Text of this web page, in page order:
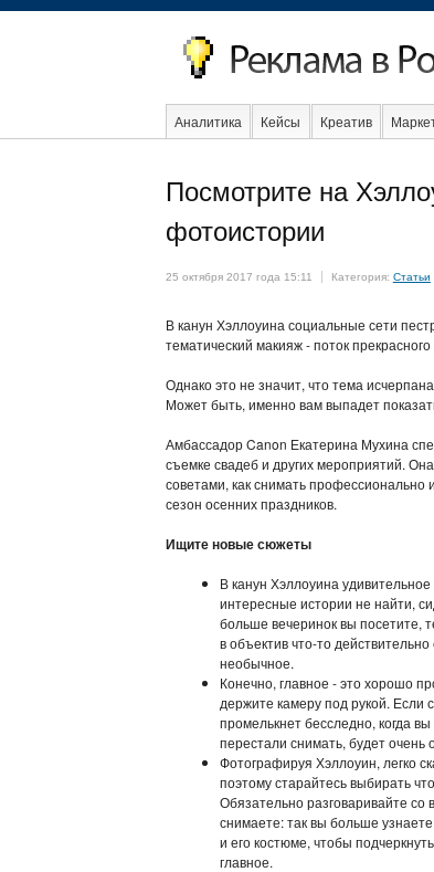
Аналитика Кейсы Креатив
Посмотрите на
фотоистории
25 октября 2017 года 15:11 Категория: Статьи
В канун Хэллоуина социальные сети
тематический макияж - поток
Однако это не значит, что тема
Может быть, именно вам выпадет
Амбассадор Canon Екатерина Мухина
съемке свадеб и других мероприятий.
советами, как снимать профессионально
сезон осенних праздников.
Ищите новые сюжеты
В канун Хэллоуина
интересные истории не найти,
больше вечеринок вы посетите,
в объектив что-то
необычное.
Конечно, главное - это хорошо
держите камеру под рукой. Если
промелькнет бесследно, когда
перестали снимать, будет очень
Фотографируя Хэллоуин, легко
поэтому старайтесь выбирать
Обязательно разговаривайте со
снимаете: так вы больше
и его костюме, чтобы
главное.